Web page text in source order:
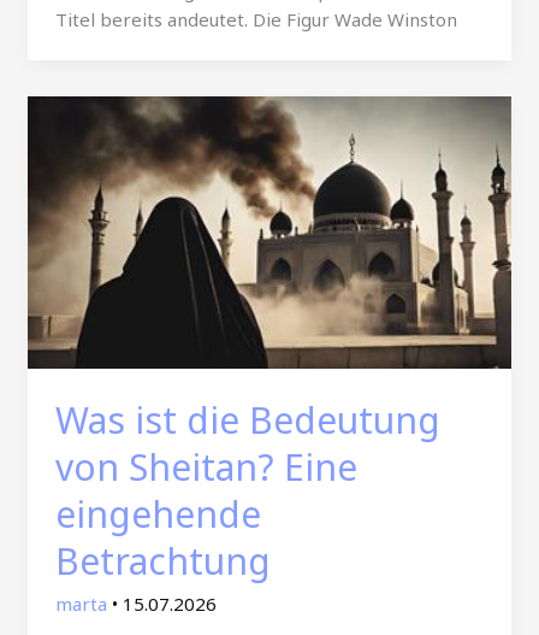
Titel bereits andeutet. Die Figur Wade Winston
Was ist die Bedeutung
von Sheitan? Eine
eingehende
Betrachtung
marta • 15.07.2026